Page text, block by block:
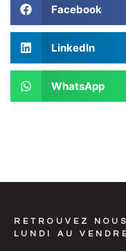
Facebook
LinkedIn
WhatsApp
RETROUVEZ
LUNDI AU